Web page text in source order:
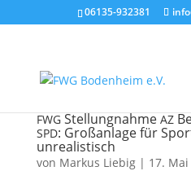
06135-932381
FWGStellungnahmeAZ
SPD: Großanlage für
unrealistisch
von Markus Liebig| 17.